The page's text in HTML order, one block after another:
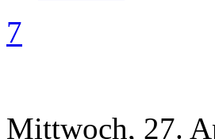
7
Mittwoch, 27.